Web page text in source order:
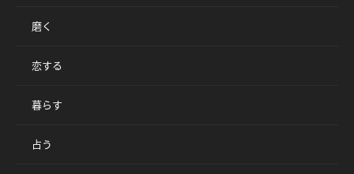
磨く
恋する
暮らす
占う